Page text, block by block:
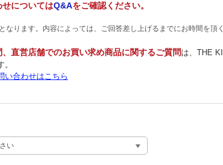
せについてはQ&Aをご確認ください。
なります。内容によっては、ご回答差し上げるまでにお時間を頂
直営店舗でのお買い求め商品に関するご質問 は、THE
い合わせはこちら